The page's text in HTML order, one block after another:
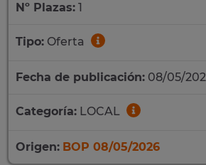
Nº Plazas: 1
Tipo: Oferta
Fecha de publicación: 08/05/
Categoría: LOCAL
Origen: BOP 08/05/2026